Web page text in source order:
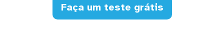
Faça um teste grátis